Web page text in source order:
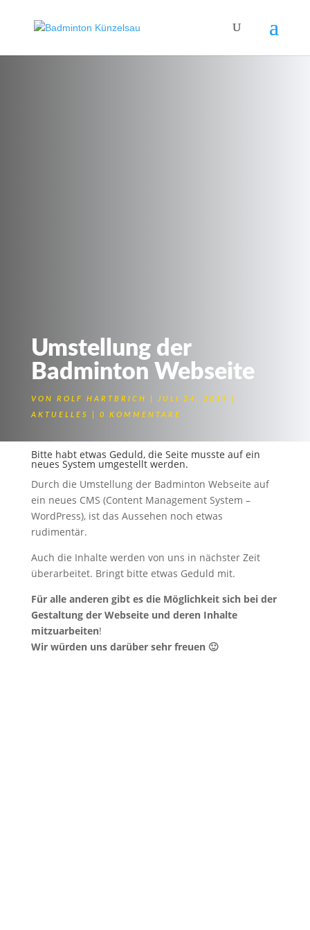
Umstellung der
Badminton Webseite
VON ROLF HARTBRICH JULI 24, 2019
AKTUELLES 0 KOMMENTARE
Bitte habt etwas Geduld, die Seite musste auf ein
neues System umgestellt werden.
Durch die Umstellung der Badminton Webseite auf
ein neues CMS (Content Management System –
WordPress), ist das Aussehen noch etwas
rudimentär.
Auch die Inhalte werden von uns in nächster Zeit
überarbeitet. Bringt bitte etwas Geduld mit.
Für alle anderen gibt es die Möglichkeit sich bei der
Gestaltung der Webseite und deren Inhalte
mitzuarbeiten!
Wir würden uns darüber sehr freuen 🙂